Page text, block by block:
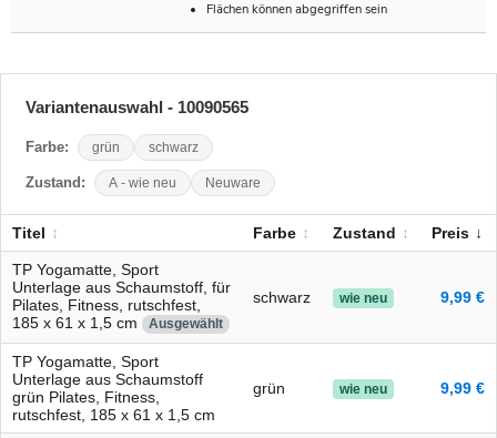
Flächen können abgegriffen sein
Variantenauswahl - 10090565
Farbe: grün schwarz
Zustand: A - wie neu Neuware
Titel Farbe Zustand Preis
TP Yogamatte, Sport
Unterlage aus Schaumstoff, für
Pilates, Fitness, rutschfest,
185 x 61 x 1,5 cm
Ausgewählt
schwarz wie neu 9,99 €
TP Yogamatte, Sport
Unterlage aus Schaumstoff
grün Pilates, Fitness,
rutschfest, 185 x 61 x 1,5 cm
grün wie neu 9,99 €